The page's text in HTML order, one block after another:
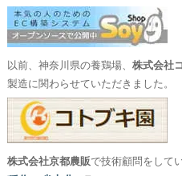
以前、神奈川県の養鶏場、 株式会社
製造に関わらせていただきました。
株式会社京都農販で技術顧問をして